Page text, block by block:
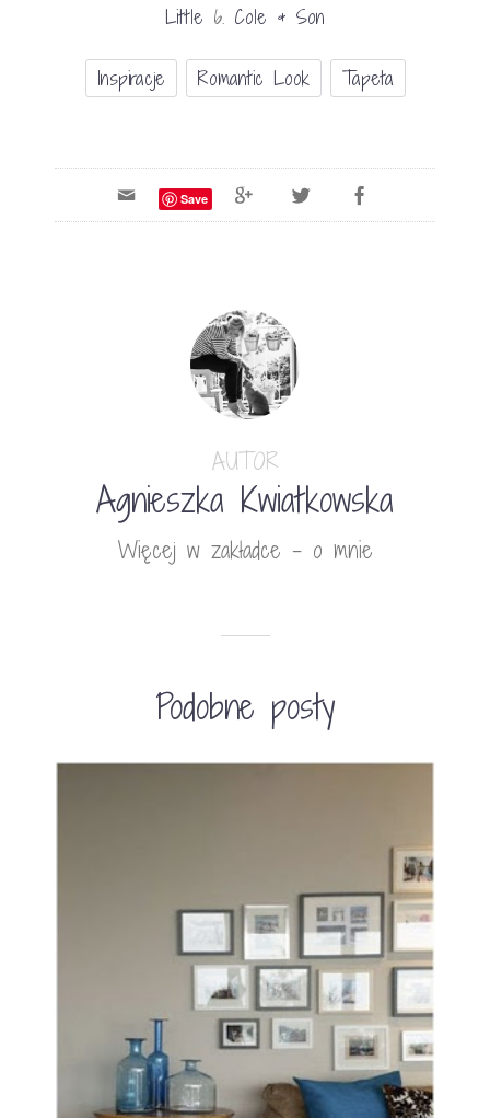
Little 6. Cole & Son
Inspiracje Romantic Look Tapeta
Save
AUTOR
Agnieszka Kwiatkowska
Więcej w zakładce - o mnie
Podobne posty